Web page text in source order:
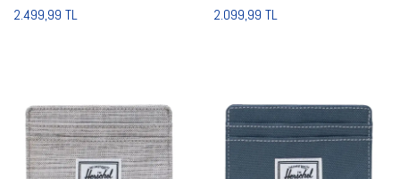
2.499,99 TL 2.099,99 TL